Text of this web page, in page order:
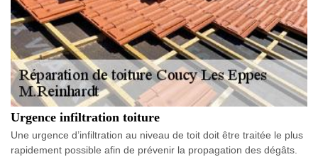
Urgence infiltration toiture
Une urgence d’infiltration au niveau de toit doit être traitée le plus
rapidement possible afin de prévenir la propagation des dégâts.